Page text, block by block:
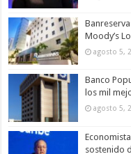
Moody’s
agosto 5,
Banco
los mil
agosto 5,
sostenido